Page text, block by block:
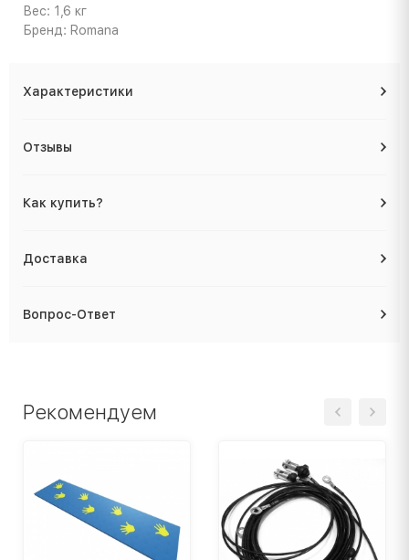
Вес: 1,6 кг
Бренд: Romana
Характеристики
Отзывы
Как купить?
Доставка
Вопрос-Ответ
Рекомендуем